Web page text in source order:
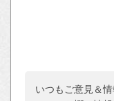
いつもご意見＆